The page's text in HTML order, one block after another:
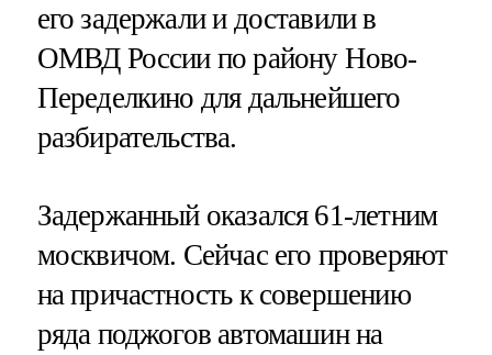
его задержали и доставили в
ОМВД России по району Ново-
Переделкино для дальнейшего
разбирательства.
Задержанный оказался 61-летним
москвичом. Сейчас его проверяют
на причастность к совершению
ряда поджогов автомашин на